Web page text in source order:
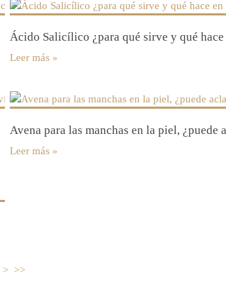
Ácido Salicílico ¿para qué sirve y qué
Leer más
Avena para las manchas en la piel, ¿puede
Leer más
> >>